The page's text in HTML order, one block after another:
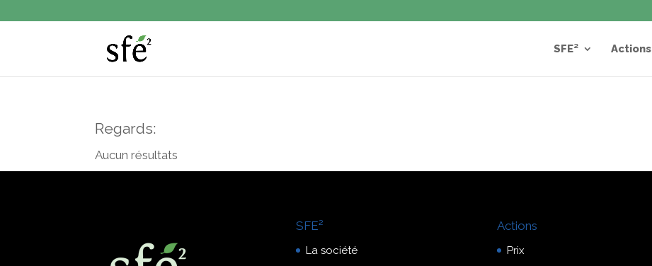
SFE² Actions
Regards:
Aucun résultats
SFE²
La société
Actions
Prix